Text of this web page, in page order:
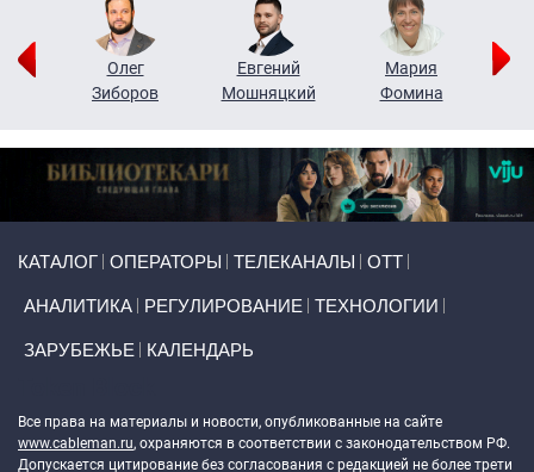
Олег
Зиборов
Евгений
Мошняцкий
Мария
Фомина
КАТАЛОГ ОПЕРАТОРЫ ТЕЛЕКАНАЛЫ ОТТ
АНАЛИТИКА РЕГУЛИРОВАНИЕ ТЕХНОЛОГИИ
ЗАРУБЕЖЬЕ КАЛЕНДАРЬ
Все права на материалы и новости, опубликованные на сайте
www.cableman.ru, охраняются в соответствии с законодательством РФ.
Допускается цитирование без согласования с редакцией не более трети